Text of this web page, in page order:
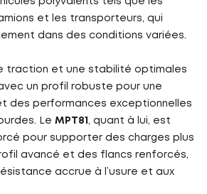
et les transporteurs, qui
dans des conditions variées.
traction et une stabilité optimales
un profil robuste pour une
des performances exceptionnelles
Le MPT81 , quant à lui, est
pour supporter des charges plus
avancé et des flancs renforcés,
accrue à l’usure et aux